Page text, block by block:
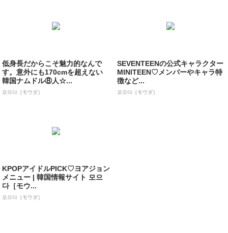
低身長だからこそ魅力的なんで
す。意外にも170cmを超えない
韓国ナムドル⑧人☆...
모으다［モウダ］
SEVENTEENの公式キャラクター
MINITEEN♡メンバーやキャラ特
徴など...
모으다［モウダ］
KPOPアイドルPICK♡ヨアジョン
メニュー | 韓国情報サイト 모으
다［モウ...
모으다［モウダ］